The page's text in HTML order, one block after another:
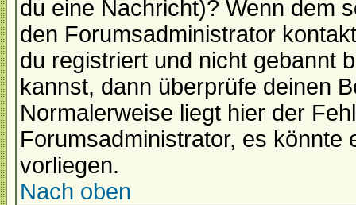
du eine Nachricht)? Wenn dem
den Forumsadministrator
du registriert und nicht gebannt
kannst, dann überprüfe deinen
Normalerweise liegt hier der
Forumsadministrator, es könnte
vorliegen.
Nach oben